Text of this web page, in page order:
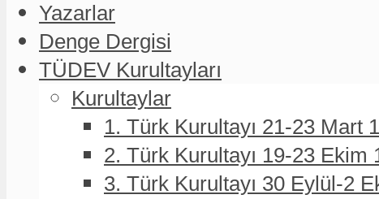
Yazarlar
Denge Dergisi
TÜDEV Kurultayları
Kurultaylar
1. Türk Kurultayı 21-23 Mart
2. Türk Kurultayı 19-23 Ekim
3. Türk Kurultayı 30 Eylül-2